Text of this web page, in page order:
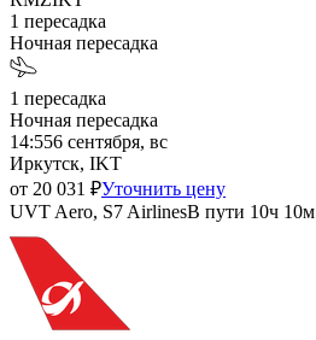
1 пересадка
Ночная пересадка
1 пересадка
Ночная пересадка
14:556 сентября, вс
Иркутск, IKT
от 20 031 ₽Уточнить цену
UVT Aero, S7 AirlinesВ пути 10ч 10м